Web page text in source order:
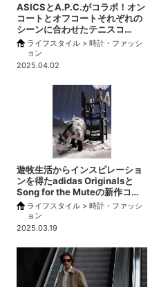
ASICSとA.P.C.がコラボ！オン
コートとオフコートそれぞれの
シーンに合わせたテニスコ…
ライフスタイル > 時計・ファッシ
ョン
2025.04.02
遊牧生活からインスピレーショ
ンを得たadidas Originalsと
Song for the Muteの新作コ…
ライフスタイル > 時計・ファッシ
ョン
2025.03.19